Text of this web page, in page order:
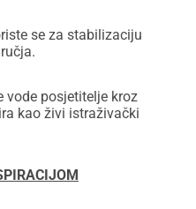
se za stabilizaciju
vode posjetitelje kroz
kao živi istraživački